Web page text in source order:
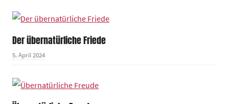
Der übernatürliche Friede
5. April 2024